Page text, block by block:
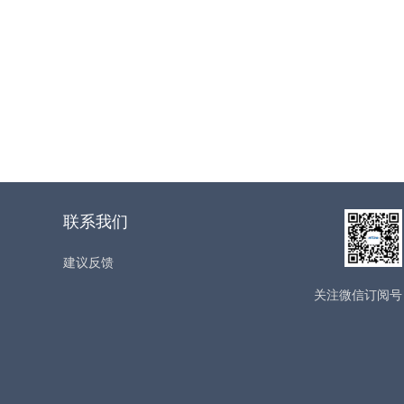
联系我们
建议反馈
关注微信订阅号